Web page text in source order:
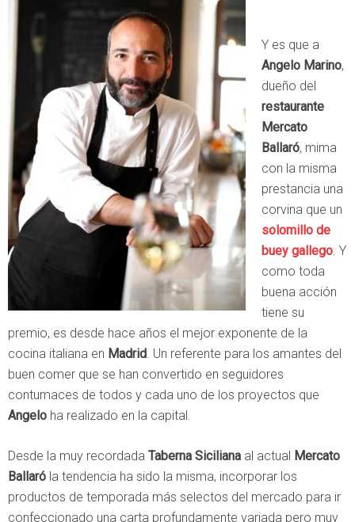
Y es que a
Angelo Marino,
dueño del
restaurante
Mercato
Ballaró, mima
con la misma
prestancia una
corvina que un
solomillo de
buey gallego . Y
como toda
buena acción
tiene su
premio, es desde hace años el mejor exponente de la
cocina italiana en Madrid . Un referente para los amantes del
buen comer que se han convertido en seguidores
contumaces de todos y cada uno de los proyectos que
Angelo ha realizado en la capital.
Desde la muy recordada Taberna Siciliana al actual Mercato
Ballaró la tendencia ha sido la misma, incorporar los
productos de temporada más selectos del mercado para ir
confeccionado una carta profundamente variada pero muy